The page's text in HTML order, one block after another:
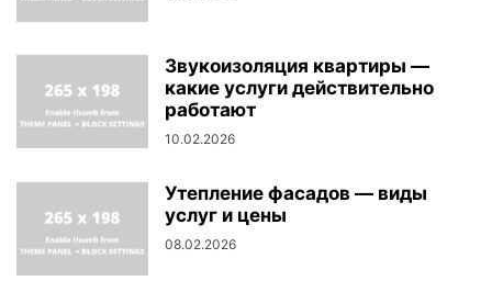
Звукоизоляция квартиры —
какие услуги действительно
работают
10.02.2026
Утепление фасадов — виды
услуг и цены
08.02.2026